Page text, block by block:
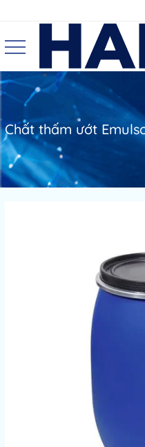
Chất thấm ướt